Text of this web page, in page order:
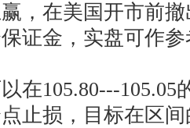
，在美国开市前
证金，实盘可作
105.80---105.05
止损，目标在区